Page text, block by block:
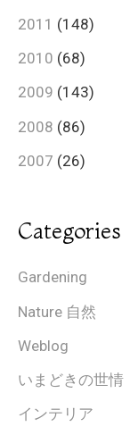
2011 (148)
2010 (68)
2009 (143)
2008 (86)
2007 (26)
Categories
Gardening
Nature 自然
Weblog
いまどきの世情
インテリア